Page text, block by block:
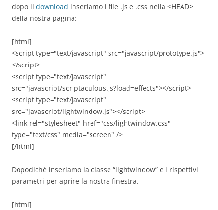
dopo il download inseriamo i file .js e .css nella <HEAD>
della nostra pagina:
[html]
<script type="text/javascript" src="javascript/prototype.js">
</script>
<script type="text/javascript"
src="javascript/scriptaculous.js?load=effects"></script>
<script type="text/javascript"
src="javascript/lightwindow.js"></script>
<link rel="stylesheet" href="css/lightwindow.css"
type="text/css" media="screen" />
[/html]
Dopodiché inseriamo la classe “lightwindow” e i rispettivi
parametri per aprire la nostra finestra.
[html]